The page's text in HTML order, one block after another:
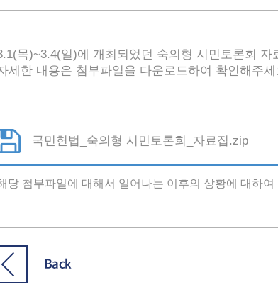
목)~3.4(일)에 개최되었던 숙의형 시민토론회 자
세한 내용은 첨부파일을 다운로드하여 확인해주세
국민헌법_숙의형 시민토론회_자료집.zip
당 첨부파일에 대해서 일어나는 이후의 상황에 대하